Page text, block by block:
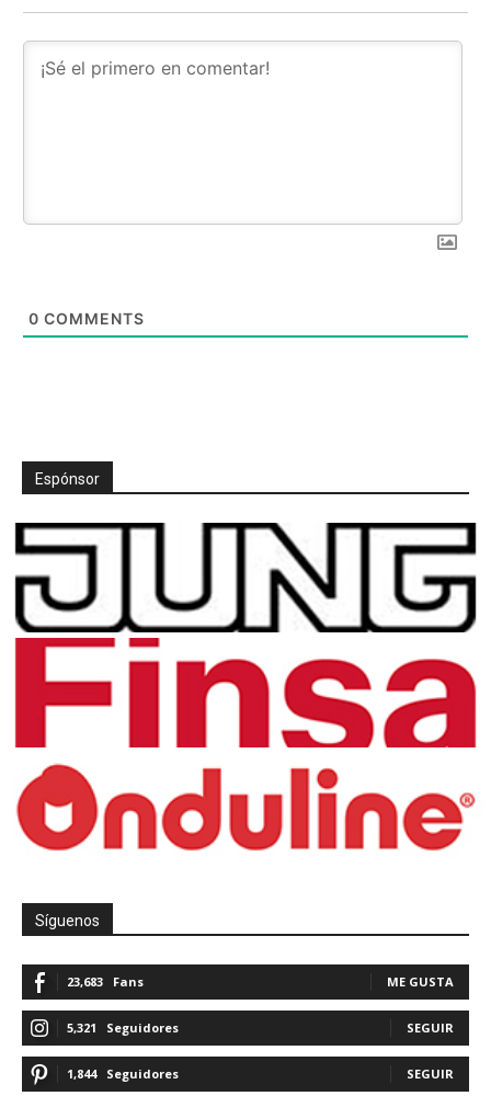
0 COMMENTS
Espónsor
Síguenos
23,683 Fans ME GUSTA
5,321 Seguidores SEGUIR
1,844 Seguidores SEGUIR